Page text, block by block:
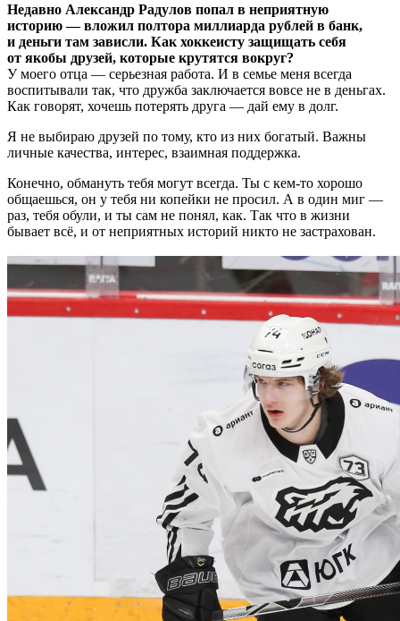
Недавно Александр Радулов попал в неприятную
историю — вложил полтора миллиарда рублей в банк,
и деньги там зависли. Как хоккеисту защищать себя
от якобы друзей, которые крутятся вокруг?
У моего отца — серьезная работа. И в семье меня всегда
воспитывали так, что дружба заключается вовсе не в деньгах.
Как говорят, хочешь потерять друга — дай ему в долг.
Я не выбираю друзей по тому, кто из них богатый. Важны
личные качества, интерес, взаимная поддержка.
Конечно, обмануть тебя могут всегда. Ты с кем-то хорошо
общаешься, он у тебя ни копейки не просил. А в один миг —
раз, тебя обули, и ты сам не понял, как. Так что в жизни
бывает всё, и от неприятных историй никто не застрахован.